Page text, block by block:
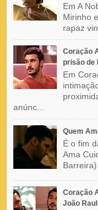
Em A
Mirinho
rapaz
Coração
prisão de
Em
anúnc...
Quem
É o fim
Ama
Coração
João Raul